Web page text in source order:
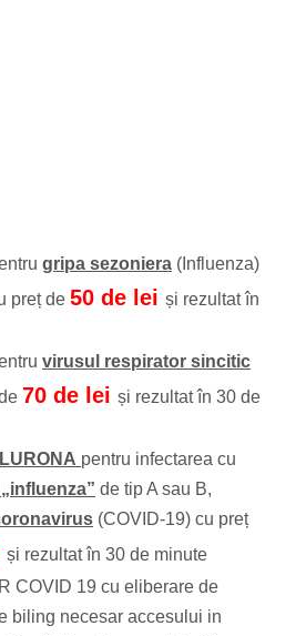
gripa sezoniera (Influenza)
preț de 50 de lei și rezultat în
virusul respirator sincitic
70 de lei și rezultat în 30 de
pentru infectarea cu
de tip A sau B,
(COVID-19) cu preț
și rezultat în 30 de minute
COVID 19 cu eliberare de
biling necesar accesului in